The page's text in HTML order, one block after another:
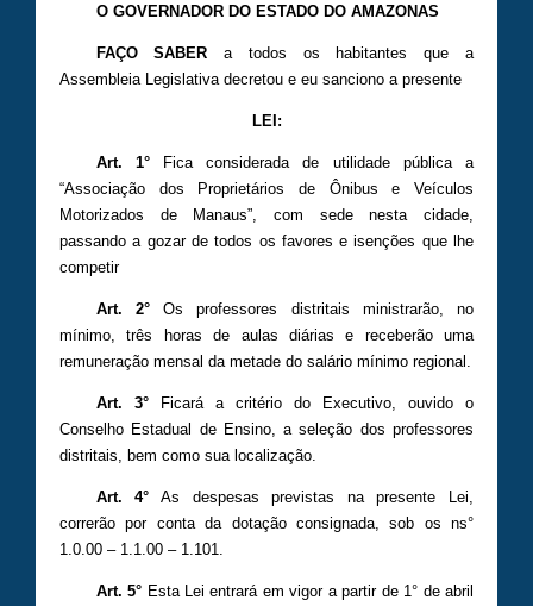
O GOVERNADOR DO ESTADO DO AMAZONAS
FAÇO SABER a todos os habitantes que a
Assembleia Legislativa decretou e eu sanciono a presente
LEI:
Art. 1°Fica considerada de utilidade pública a
“Associação dos Proprietários de Ônibus e Veículos
Motorizados de Manaus”, com sede nesta cidade,
passando a gozar de todos os favores e isenções que lhe
competir
Art. 2°Os professores distritais ministrarão, no
mínimo, três horas de aulas diárias e receberão uma
remuneração mensal da metade do salário mínimo regional.
Art. 3°Ficará a critério do Executivo, ouvido o
Conselho Estadual de Ensino, a seleção dos professores
distritais, bem como sua localização.
Art. 4° As despesas previstas na presente Lei,
correrão por conta da dotação consignada, sob os ns°
1.0.00 – 1.1.00 – 1.101.
Art. 5° Esta Lei entrará em vigor a partir de 1° de abril